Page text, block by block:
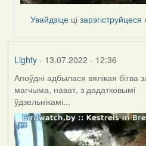
Увайдзіце цізарэгіструйцеся
Lighty- 13.07.2022 - 12:36
Апоўдні адбылася вялікая бітва
магчыма, нават, з дадатковымі
ўдзельнікамі...